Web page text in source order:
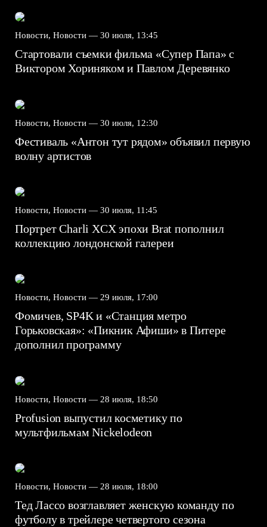
Новости, Новости — 30 июля, 13:45
Стартовали съемки фильма «Супер Папа» с
Виктором Хориняком и Павлом Деревянко
Новости, Новости — 30 июля, 12:30
Фестиваль «Антон тут рядом» объявил первую
волну артистов
Новости, Новости — 30 июля, 11:45
Портрет Charli XCX эпохи Brat пополнил
коллекцию лондонской галереи
Новости, Новости — 29 июля, 17:00
Фомичев, SP4K и «Станция метро
Горьковская»: «Пикник Афиши» в Питере
дополнил программу
Новости, Новости — 28 июля, 18:50
Profusion выпустил косметику по
мультфильмам Nickelodeon
Новости, Новости — 28 июля, 18:00
Тед Лассо возглавляет женскую команду по
футболу в трейлере четвертого сезона